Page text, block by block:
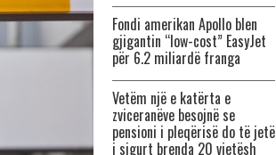
Fondi amerikan Apollo blen
gjigantin “low-cost” EasyJet
për 6.2 miliardë franga
Vetëm një e katërta e
zviceranëve besojnë se
pensioni i pleqërisë do të jetë
i sigurt brenda 20 vjetësh